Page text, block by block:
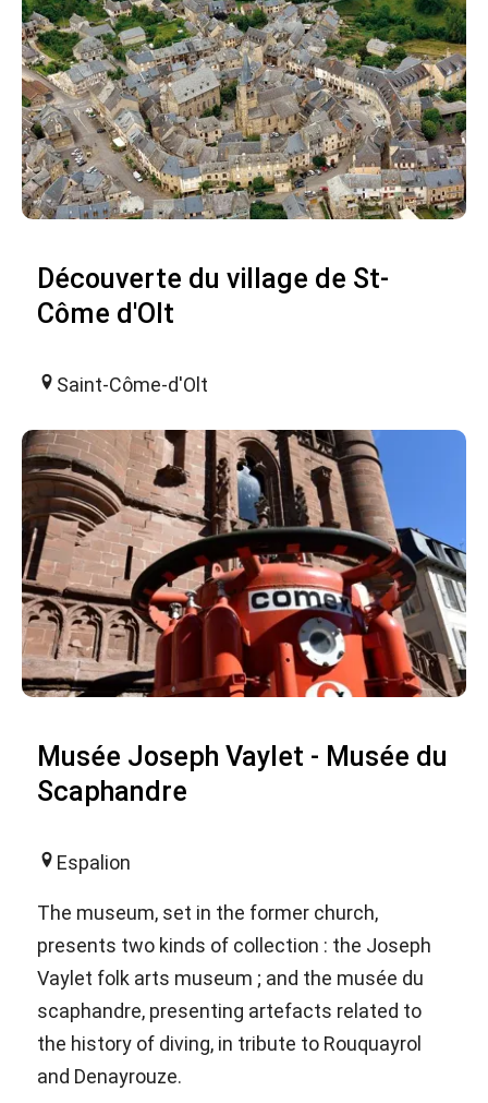
Découverte du village de St-
Côme d'Olt
Saint-Côme-d'Olt
Musée Joseph Vaylet - Musée du
Scaphandre
Espalion
The museum, set in the former church,
presents two kinds of collection : the Joseph
Vaylet folk arts museum ; and the musée du
scaphandre, presenting artefacts related to
the history of diving, in tribute to Rouquayrol
and Denayrouze.